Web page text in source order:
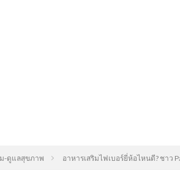
-ดูแลสุขภาพ อาหารเสริมไฟเบอร์ยี่ห้อไหนดี? ชา